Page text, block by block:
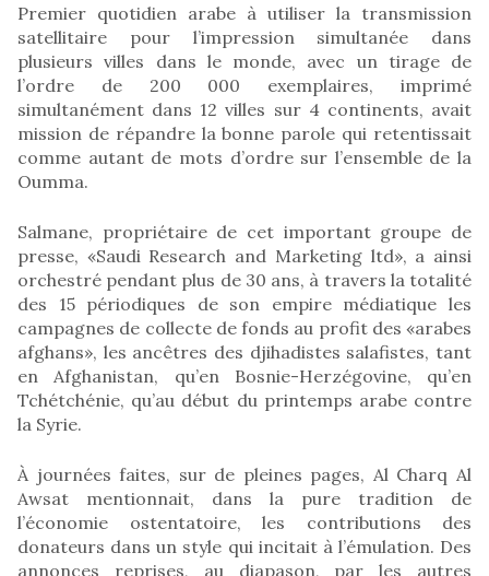
Premier quotidien arabe à utiliser la transmission
satellitaire pour l’impression simultanée dans
plusieurs villes dans le monde, avec un tirage de
l’ordre de 200 000 exemplaires, imprimé
simultanément dans 12 villes sur 4 continents, avait
mission de répandre la bonne parole qui retentissait
comme autant de mots d’ordre sur l’ensemble de la
Oumma.
Salmane, propriétaire de cet important groupe de
presse, «Saudi Research and Marketing ltd», a ainsi
orchestré pendant plus de 30 ans, à travers la totalité
des 15 périodiques de son empire médiatique les
campagnes de collecte de fonds au profit des «arabes
afghans», les ancêtres des djihadistes salafistes, tant
en Afghanistan, qu’en Bosnie-Herzégovine, qu’en
Tchétchénie, qu’au début du printemps arabe contre
la Syrie.
À journées faites, sur de pleines pages, Al Charq Al
Awsat mentionnait, dans la pure tradition de
l’économie ostentatoire, les contributions des
donateurs dans un style qui incitait à l’émulation. Des
annonces reprises, au diapason, par les autres